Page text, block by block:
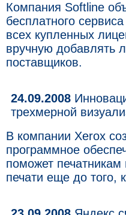
Компания Softline
бесплатного
всех купленных
вручную добавлять
поставщиков.
24.09.2008
трехмерной
В компании Xerox
программное
поможет
печати еще до того,